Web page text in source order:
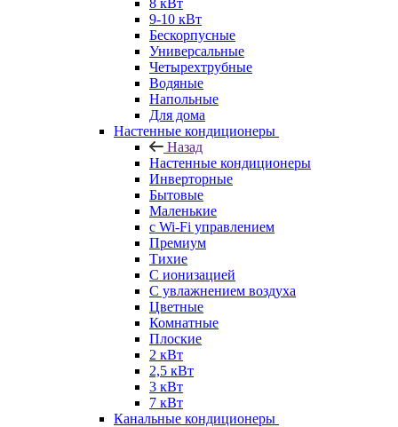
8 кВт
9-10 кВт
Бескорпусные
Универсальные
Четырехтрубные
Водяные
Напольные
Для дома
Настенные кондиционеры
Назад
Настенные кондиционеры
Инверторные
Бытовые
Маленькие
с Wi-Fi управлением
Премиум
Тихие
С ионизацией
С увлажнением воздуха
Цветные
Комнатные
Плоские
2 кВт
2,5 кВт
3 кВт
7 кВт
Канальные кондиционеры